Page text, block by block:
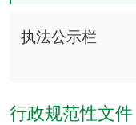
执法公示栏
行政规范性文件